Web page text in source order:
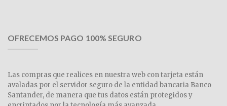
OFRECEMOS PAGO 100% SEGURO
Las compras que realices en nuestra web con tarjeta están
avaladas por el servidor seguro de la entidad bancaria Banco
Santander, de manera que tus datos están protegidos y